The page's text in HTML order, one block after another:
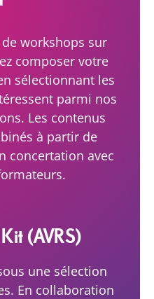
workshops sur
composer votre
sélectionnant les
parmi nos
Les contenus
à partir de
concertation avec
(AVRS)
une sélection
En collaboration